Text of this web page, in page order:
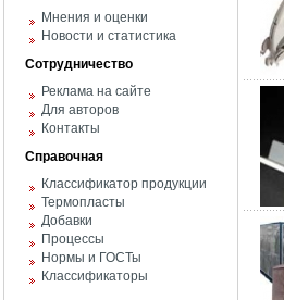
Мнения и оценки
Новости и статистика
Сотрудничество
Реклама на сайте
Для авторов
Контакты
Справочная
Классификатор продукции
Термопласты
Добавки
Процессы
Нормы и ГОСТы
Классификаторы